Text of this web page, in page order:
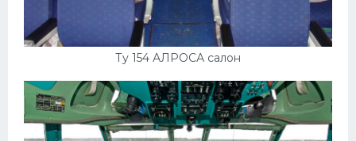
Ту 154 АЛРОСА салон